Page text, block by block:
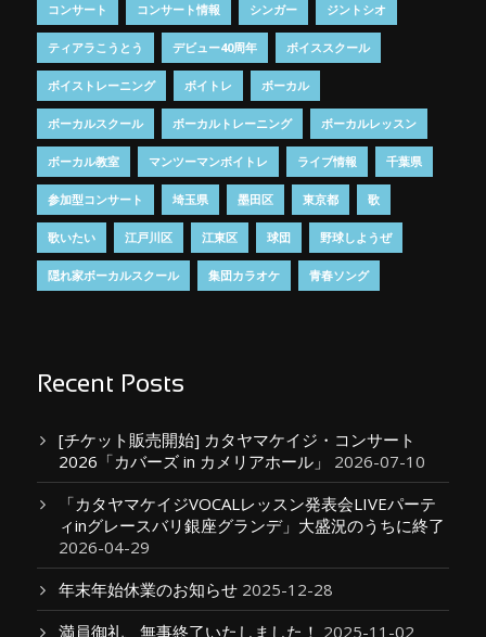
コンサート コンサート情報 シンガー ジントシオ
ティアラこうとう デビュー40周年 ボイススクール
ボイストレーニング ボイトレ ボーカル
ボーカルスクール ボーカルトレーニング ボーカルレッスン
ボーカル教室 マンツーマンボイトレ ライブ情報 千葉県
参加型コンサート 埼玉県 墨田区 東京都 歌
歌いたい 江戸川区 江東区 球団 野球しようぜ
隠れ家ボーカルスクール 集団カラオケ 青春ソング
Recent Posts
[チケット販売開始] カタヤマケイジ・コンサート
2026「カバーズ in カメリアホール」
2026-07-10
「カタヤマケイジVOCALレッスン発表会LIVEパーテ
ィinグレースバリ銀座グランデ」大盛況のうちに終了
2026-04-29
年末年始休業のお知らせ 2025-12-28
満員御礼、無事終了いたしました！ 2025-11-02